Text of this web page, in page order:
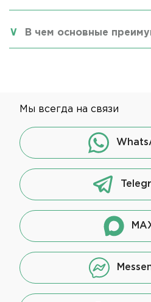
В чем основные
Мы всегда на связи